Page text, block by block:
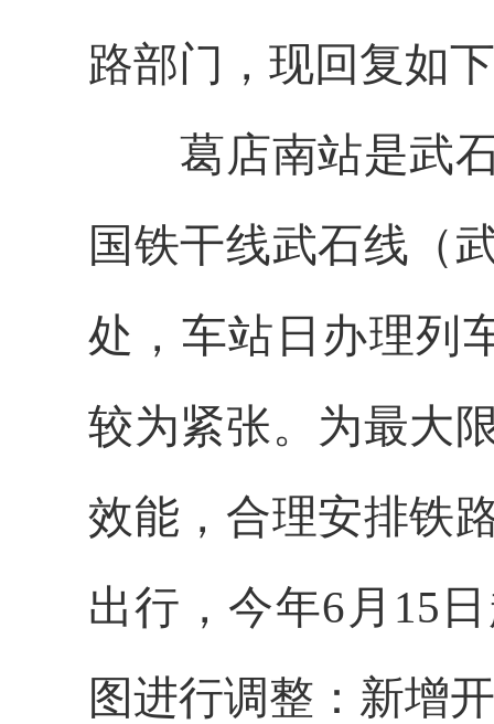
路部门，现回复如
葛店南站是武
国铁干线武石线（
处 ，车站 日 办理列
较为紧张。为最大
效能 ，合理安排铁
出行，今年6月15
图进行调整 ：新增